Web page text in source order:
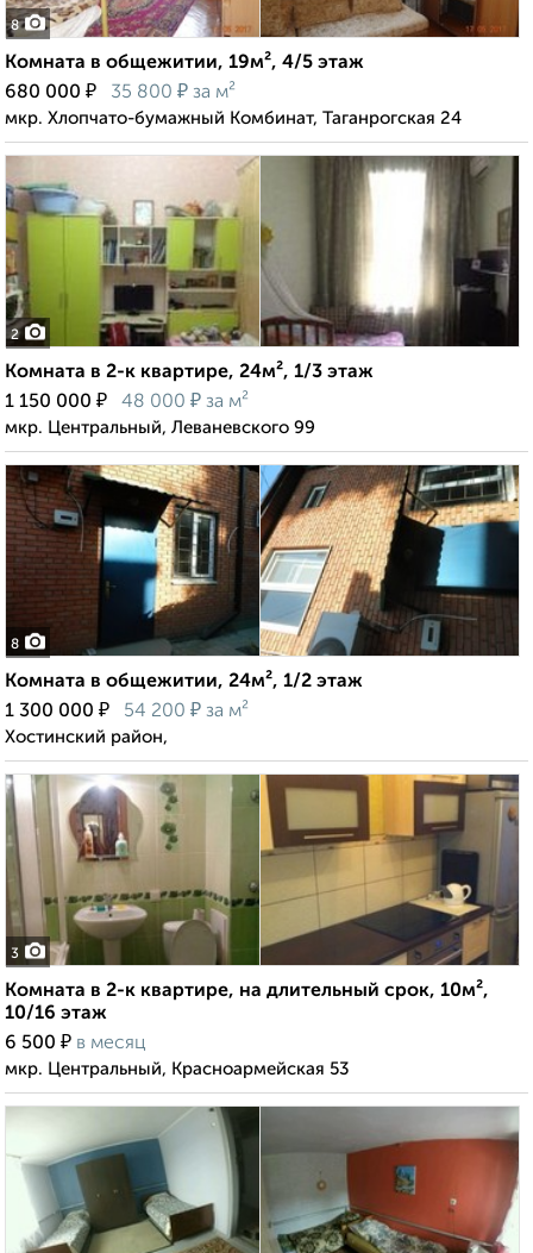
8
Комната в общежитии, 19м², 4/5 этаж
680 000 ₽ 35 800 ₽ за м²
мкр. Хлопчато-бумажный Комбинат, Таганрогская 24
2
Комната в 2-к квартире, 24м², 1/3 этаж
1 150 000 ₽ 48 000 ₽ за м²
мкр. Центральный, Леваневского 99
8
Комната в общежитии, 24м², 1/2 этаж
1 300 000 ₽ 54 200 ₽ за м²
Хостинский район,
3
Комната в 2-к квартире, на длительный срок, 10м²,
10/16 этаж
6 500 ₽ в месяц
мкр. Центральный, Красноармейская 53